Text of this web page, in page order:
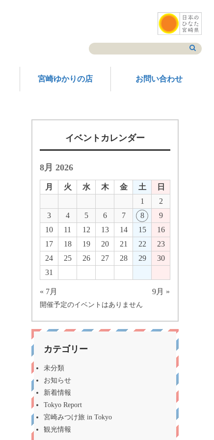
宮崎ゆかりの店 お問い合わせ
イベントカレンダー
8月 2026
月 火 水 木 金 土
日
1
2
3
4 5 6 7 8
9
10
11 12 13 14 15
16
17
18 19 20 21 22
23
24
25 26 27 28 29
30
31
« 7月 9月 »
開催予定のイベントはありません
カテゴリー
未分類
お知らせ
新着情報
Tokyo Report
宮崎みつけ旅 in Tokyo
観光情報